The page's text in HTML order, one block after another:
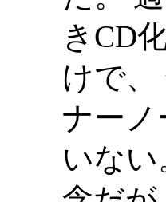
きCD
けで
ナー
いな